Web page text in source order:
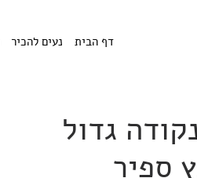
דף הבית נעים להכיר
גדול
ספיר